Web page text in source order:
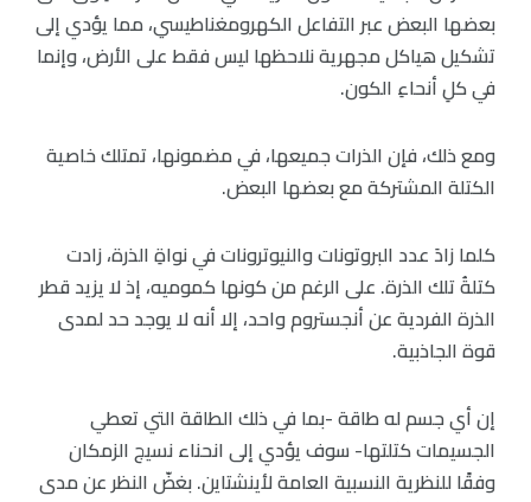
بعضها البعض عبر التفاعل الكهرومغناطيسي، مما يؤدي إلى
تشكيل هياكل مجهرية نلاحظها ليس فقط على الأرض، وإنما
في كلِ أنحاءِ الكون.
ومع ذلك، فإن الذرات جميعها، في مضمونها، تمتلك خاصية
الكتلة المشتركة مع بعضها البعض.
كلما زادَ عدد البروتونات والنيوترونات في نواةِ الذرة، زادت
كتلةُ تلك الذرة. على الرغم من كونها كموميه، إذ لا يزيد قطر
الذرة الفردية عن أنجستروم واحد، إلا أنه لا يوجد حد لمدى
قوة الجاذبية.
إن أي جسم له طاقة -بما في ذلك الطاقة التي تعطي
الجسيمات كتلتها- سوف يؤدي إلى انحناء نسيج الزمكان
وفقًا للنظرية النسبية العامة لأينشتاين. بغضّ النظر عن مدى